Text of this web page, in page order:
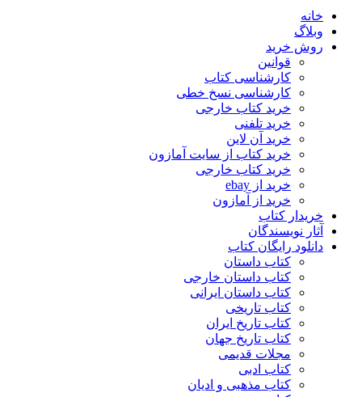
خانه
وبلاگ
روش خرید
قوانین
کارشناسی کتاب
کارشناسی نسخ خطی
خرید کتاب خارجی
خرید تلفنی
خرید آن لاین
خرید کتاب از سایت آمازون
خرید کتاب خارجی
خرید از ebay
خرید از آمازون
خریدار کتاب
آثار نویسندگان
دانلود رایگان کتاب
کتاب داستان
کتاب داستان خارجی
کتاب داستان ایرانی
کتاب تاریخی
کتاب تاریخ ایران
کتاب تاریخ جهان
مجلات قدیمی
کتاب ادبی
کتاب مذهبی و ادیان